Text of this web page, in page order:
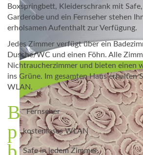
Boxspringbett, Kleiderschrank mit
Garderobe und ein Fernseher stehen
erholsamen Aufenthalt zur Verfügung.
Jedes Zimmer verfügt über ein
Dusche/WC und einen Föhn. Alle
Nichtraucherzimmer und bieten einen
ins Grüne. Im gesamten Haus erhalten
WLAN.
Fernseher
kostenloses WLAN
Safe in jedem Zimmer